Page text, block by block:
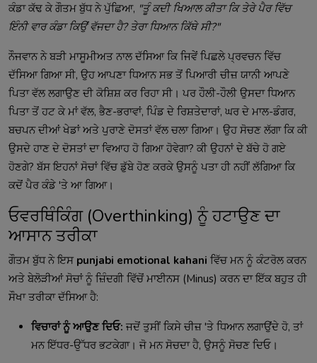
ਕੰਡਾ ਕੱਢ ਕੇ ਗੌਤਮ ਬੁੱਧ ਨੇ ਪੁੱਛਿਆ, "ਤੂੰ ਕਦੀ ਖਿਆਲ ਕੀਤਾ ਕਿ ਤੇਰੇ ਪੈਰ ਵਿੱਚ
ਇੰਨੀ ਵਾਰ ਕੰਡਾ ਕਿਉਂ ਵੱਜਦਾ ਹੈ? ਤੇਰਾ ਧਿਆਨ ਕਿੱਥੇ ਸੀ?"
ਨੌਜਵਾਨ ਨੇ ਬੜੀ ਮਾਸੂਮੀਅਤ ਨਾਲ ਦੱਸਿਆ ਕਿ ਜਿਵੇਂ ਪਿਛਲੇ ਪ੍ਰਵਚਨ ਵਿੱਚ
ਦੱਸਿਆ ਗਿਆ ਸੀ, ਉਹ ਆਪਣਾ ਧਿਆਨ ਸਭ ਤੋਂ ਪਿਆਰੀ ਚੀਜ਼ ਯਾਨੀ ਆਪਣੇ
ਪਿਤਾ ਵੱਲ ਲਗਾਉਣ ਦੀ ਕੋਸ਼ਿਸ਼ ਕਰ ਰਿਹਾ ਸੀ। ਪਰ ਹੌਲੀ-ਹੌਲੀ ਉਸਦਾ ਧਿਆਨ
ਪਿਤਾ ਤੋਂ ਹਟ ਕੇ ਮਾਂ ਵੱਲ, ਭੈਣ-ਭਰਾਵਾਂ, ਪਿੰਡ ਦੇ ਰਿਸ਼ਤੇਦਾਰਾਂ, ਘਰ ਦੇ ਮਾਲ-ਡੰਗਰ,
ਬਚਪਨ ਦੀਆਂ ਖੇਡਾਂ ਅਤੇ ਪੁਰਾਣੇ ਦੋਸਤਾਂ ਵੱਲ ਚਲਾ ਗਿਆ। ਉਹ ਸੋਚਣ ਲੱਗਾ ਕਿ ਕੀ
ਉਸਦੇ ਹਾਣ ਦੇ ਦੋਸਤਾਂ ਦਾ ਵਿਆਹ ਹੋ ਗਿਆ ਹੋਵੇਗਾ? ਕੀ ਉਹਨਾਂ ਦੇ ਬੱਚੇ ਹੋ ਗਏ
ਹੋਣਗੇ? ਬੱਸ ਇਹਨਾਂ ਸੋਚਾਂ ਵਿੱਚ ਡੁੱਬੇ ਹੋਣ ਕਰਕੇ ਉਸਨੂੰ ਪਤਾ ਹੀ ਨਹੀਂ ਲੱਗਿਆ ਕਿ
ਕਦੋਂ ਪੈਰ ਕੰਡੇ 'ਤੇ ਆ ਗਿਆ।
ਓਵਰਥਿੰਕਿੰਗ (Overthinking) ਨੂੰ ਹਟਾਉਣ ਦਾ
ਆਸਾਨ ਤਰੀਕਾ
ਗੌਤਮ ਬੁੱਧ ਨੇ ਇਸ punjabi emotional kahani ਵਿੱਚ ਮਨ ਨੂੰ ਕੰਟਰੋਲ ਕਰਨ
ਅਤੇ ਬੇਲੋੜੀਆਂ ਸੋਚਾਂ ਨੂੰ ਜ਼ਿੰਦਗੀ ਵਿੱਚੋਂ ਮਾਈਨਸ (Minus) ਕਰਨ ਦਾ ਇੱਕ ਬਹੁਤ ਹੀ
ਸੌਖਾ ਤਰੀਕਾ ਦੱਸਿਆ ਹੈ:
ਵਿਚਾਰਾਂ ਨੂੰ ਆਉਣ ਦਿਓ: ਜਦੋਂ ਤੁਸੀਂ ਕਿਸੇ ਚੀਜ਼ 'ਤੇ ਧਿਆਨ ਲਗਾਉਂਦੇ ਹੋ, ਤਾਂ
ਮਨ ਇੱਧਰ-ਉੱਧਰ ਭਟਕੇਗਾ। ਜੋ ਮਨ ਸੋਚਦਾ ਹੈ, ਉਸਨੂੰ ਸੋਚਣ ਦਿਓ।